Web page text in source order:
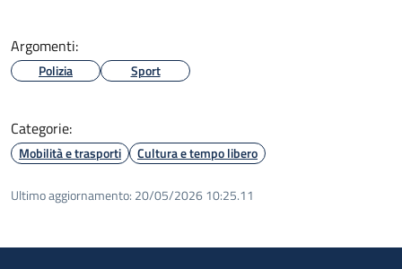
Argomenti:
Polizia Sport
Categorie:
Mobilità e trasporti Cultura e tempo libero
Ultimo aggiornamento: 20/05/2026 10:25.11